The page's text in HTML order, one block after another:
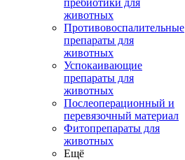
пребиотики для
животных
Противовоспалительные
препараты для
животных
Успокаивающие
препараты для
животных
Послеоперационный и
перевязочный материал
Фитопрепараты для
животных
Ещё